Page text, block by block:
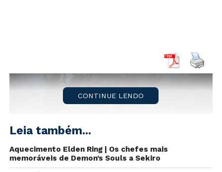
CONTINUE LENDO
Leia também...
Aquecimento Elden Ring | Os chefes mais
memoráveis de Demon’s Souls a Sekiro